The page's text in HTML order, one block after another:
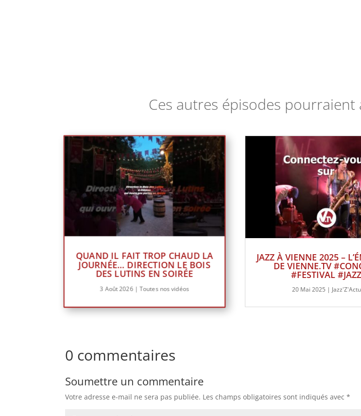
Ces autres épisodes pourraient
QUAND IL FAIT TROP CHAUD LA
JOURNÉE… DIRECTION LE BOIS
DES LUTINS EN SOIRÉE
3 Août 2026 |Toutes nos vidéos
JAZZ À VIENNE 2025 –
DE VIENNE.TV
#FESTIVAL #JAZZ
20 Mai 2025 | Jazz'Z'Actu
0 commentaires
Soumettre un commentaire
Votre adresse e-mail ne sera pas publiée. Les champs obligatoires sont indiqués avec*